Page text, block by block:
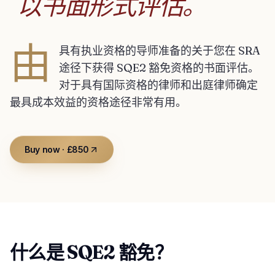
由
具有执业资格的导师准备的关于您在 SRA
途径下获得 SQE2 豁免资格的书面评估。
对于具有国际资格的律师和出庭律师确定
最具成本效益的资格途径非常有用。
Buy now · £850
什么是 SQE2 豁免？